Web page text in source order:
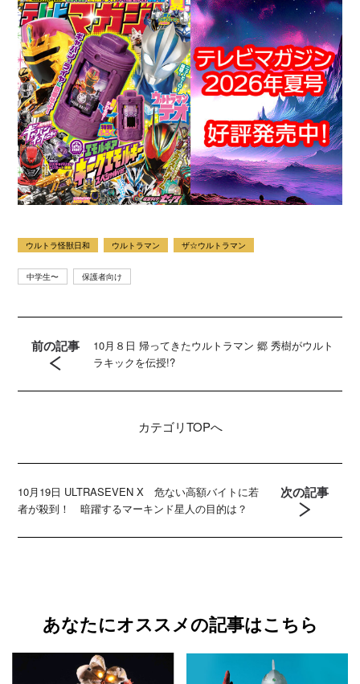
ウルトラ怪獣日和 ウルトラマン ザ☆ウルトラマン
中学生〜 保護者向け
前の記事
10月８日 帰ってきたウルトラマン 郷 秀樹がウルト
ラキックを伝授!?
カテゴリTOPへ
10月19日 ULTRASEVEN X 危ない高額バイトに若
者が殺到！ 暗躍するマーキンド星人の目的は？
次の記事
あなたにオススメの記事はこちら